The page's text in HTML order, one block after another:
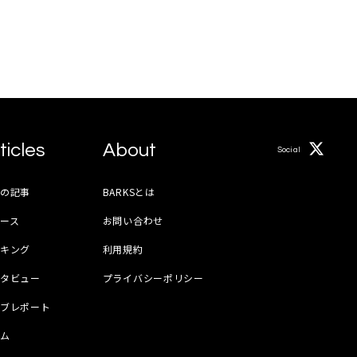
記事
ス
ング
ビュー
レポート
About
BARKSとは
お問い合わせ
利用規約
プライバシーポリシー
Social